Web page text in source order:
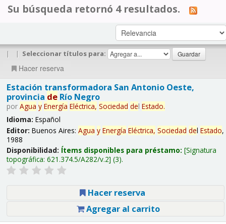
Su búsqueda retornó 4 resultados.
| | Seleccionar títulos para:
Hacer reserva
Estación transformadora San Antonio Oeste,
provincia deRío Negro
por Agua y Energía Eléctrica, Sociedad del Estado.
Idioma: Español
Editor: Buenos Aires: Agua y Energía Eléctrica, Sociedad del Estado,
1988
Disponibilidad: Ítems disponibles para préstamo: Signatura
topográfica: 621.374.5/A282/v.2 (3).
Hacer reserva
Agregar al carrito